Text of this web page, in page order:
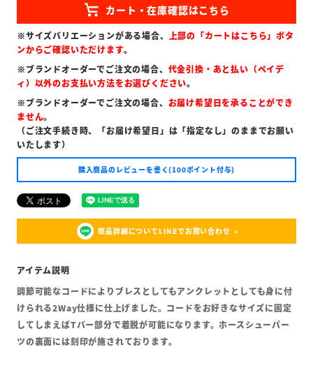
※サイズバリエーションがある場合、 上部の「カートはこちら」ボタ
ンからご確認いただけます。
※ブランドオーダーでご注文の場合、 代金引換・あと払い（ペイデ
ィ）以外のお支払い方法をお選びください。
※ブランドオーダーでご注文の場合、 お届け希望日を承ることができ
ません。
（ご注文手続き時、「お届け希望日」は「指定なし」のままでお願い
いたします）
購入商品のレビューを書く(100ポイント付与)
商品詳細についてLINEでお問い合わせ
調節可能なコードによりブレスとしてもアンクレットとしても身に付
けられる2Way仕様に仕上げました。コードをお好きなサイズに固定
してしまえばTバー部分で着脱が可能になります。ホースシューパー
ツの裏面には刻印が施されております。